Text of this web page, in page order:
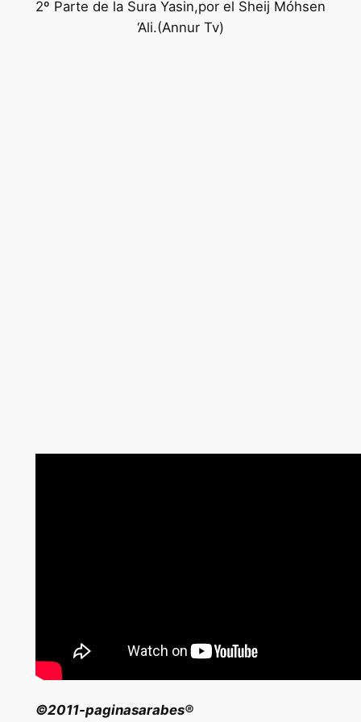
2º Parte de la Sura Yasin,por el Sheij Móhsen
‘Ali.(Annur Tv)
©2011-paginasarabes®